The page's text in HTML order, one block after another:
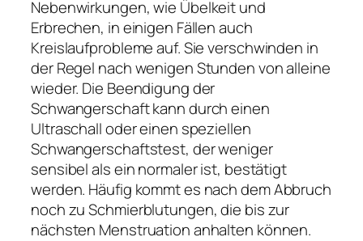
Nebenwirkungen, wie Übelkeit und
Erbrechen, in einigen Fällen auch
Kreislaufprobleme auf. Sie verschwinden in
der Regel nach wenigen Stunden von alleine
wieder. Die Beendigung der
Schwangerschaft kann durch einen
Ultraschall oder einen speziellen
Schwangerschaftstest, der weniger
sensibel als ein normaler ist, bestätigt
werden. Häufig kommt es nach dem Abbruch
noch zu Schmierblutungen, die bis zur
nächsten Menstruation anhalten können.